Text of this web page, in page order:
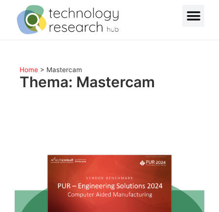
Home > Mastercam
Thema: Mastercam